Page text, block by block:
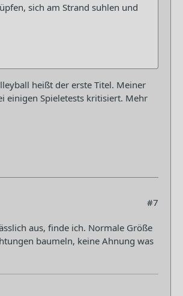
sich am Strand suhlen und
heißt der erste Titel. Meiner
einigen Spieletests kritisiert. Mehr
#7
aus, finde ich. Normale Größe
baumeln, keine Ahnung was